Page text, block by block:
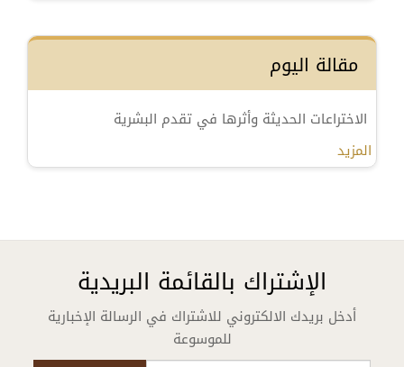
مقالة اليوم
الاختراعات الحديثة وأثرها في تقدم البشرية
المزيد
الإشتراك بالقائمة البريدية
أدخل بريدك الالكتروني للاشتراك في الرسالة الإخبارية
للموسوعة